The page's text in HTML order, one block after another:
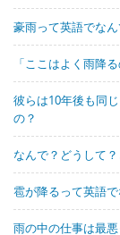
豪雨って英語でな
「ここはよく雨降
彼らは10年後も同
の？
なんで？どうして
雹が降るって英語
雨の中の仕事は最